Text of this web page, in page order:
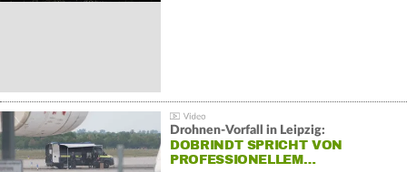
Drohnen-Vorfall in Leipzig:
DOBRINDT SPRICHT VON
PROFESSIONELLEM…